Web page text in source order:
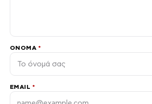
ΌΝΟΜΑ *
EMAIL *